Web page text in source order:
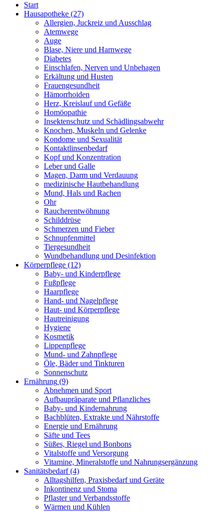
Start
Hausapotheke (27)
Allergien, Juckreiz und Ausschlag
Atemwege
Auge
Blase, Niere und Harnwege
Diabetes
Einschlafen, Nerven und Unbehagen
Erkältung und Husten
Frauengesundheit
Hämorrhoiden
Herz, Kreislauf und Gefäße
Homöopathie
Insektenschutz und Schädlingsabwehr
Knochen, Muskeln und Gelenke
Kondome und Sexualität
Kontaktlinsenbedarf
Kopf und Konzentration
Leber und Galle
Magen, Darm und Verdauung
medizinische Hautbehandlung
Mund, Hals und Rachen
Ohr
Raucherentwöhnung
Schilddrüse
Schmerzen und Fieber
Schnupfenmittel
Tiergesundheit
Wundbehandlung und Desinfektion
Körperpflege (12)
Baby- und Kinderpflege
Fußpflege
Haarpflege
Hand- und Nagelpflege
Haut- und Körperpflege
Hautreinigung
Hygiene
Kosmetik
Lippenpflege
Mund- und Zahnpflege
Öle, Bäder und Tinkturen
Sonnenschutz
Ernährung (9)
Abnehmen und Sport
Aufbaupräparate und Pflanzliches
Baby- und Kindernahrung
Bachblüten, Extrakte und Nährstoffe
Energie und Ernährung
Säfte und Tees
Süßes, Riegel und Bonbons
Vitalstoffe und Versorgung
Vitamine, Mineralstoffe und Nahrungsergänzung
Sanitätsbedarf(4)
Alltagshilfen, Praxisbedarf und Geräte
Inkontinenz und Stoma
Pflaster und Verbandsstoffe
Wärmen und Kühlen